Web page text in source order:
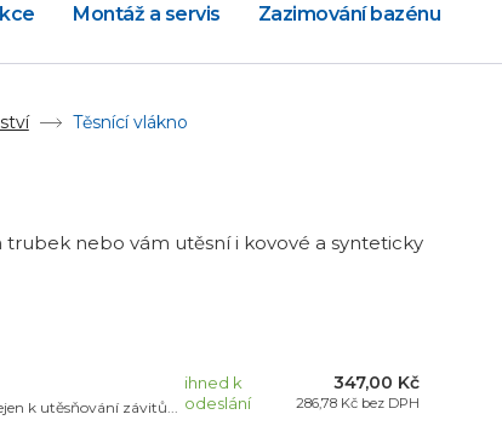
Montáž a servis Zazimování bazénu
Těsnící vlákno
nebo vám utěsní i kovové a synteticky
k utěsňování závitů...
ihned k
odeslání
347,00 Kč
286,78 Kč bez DPH